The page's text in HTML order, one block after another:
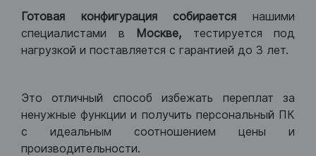
Готовая конфигурация собираетсянашими
специалистами в Москве, тестируется под
нагрузкой и поставляется с гарантией до 3 лет.
Это отличный способ избежать переплат за
ненужные функции и получить персональный ПК
с идеальным соотношением цены и
производительности.